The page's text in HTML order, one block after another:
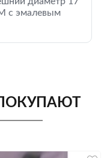
с эмалевым